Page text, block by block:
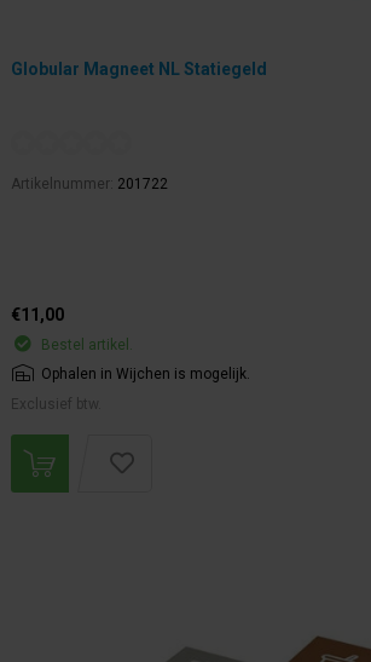
Globular Magneet NL Statiegeld
Artikelnummer: 201722
€11,00
Bestel artikel.
Ophalen in Wijchen is mogelijk.
Exclusief btw.